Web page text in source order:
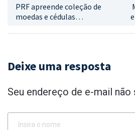
PRF apreende coleção de
moedas e cédulas
caminhão na BR-277, em
Deixe uma resposta
Seu endereço de e-mail não